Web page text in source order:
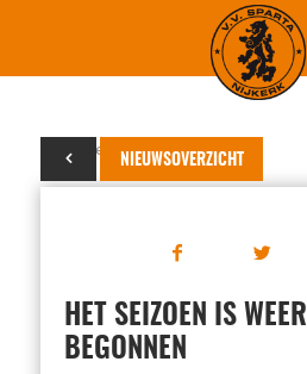
NIEUWSOVERZICHT
26 september 2022
HET SEIZOEN IS WEER
BEGONNEN